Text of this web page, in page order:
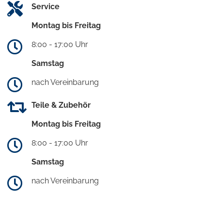
Service
Montag bis Freitag
8:00 - 17:00 Uhr
Samstag
nach Vereinbarung
Teile & Zubehör
Montag bis Freitag
8:00 - 17:00 Uhr
Samstag
nach Vereinbarung